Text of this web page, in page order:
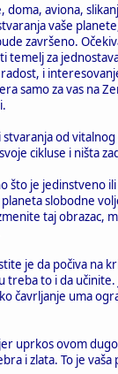
aviona,
vaše
završeno.
za
i
samo za vas na
od
cikluse i ništa
je jedinstveno
slobodne
taj obrazac,
je da počiva na
to i da
čavrljanje uma
uprkos ovom
i zlata. To je